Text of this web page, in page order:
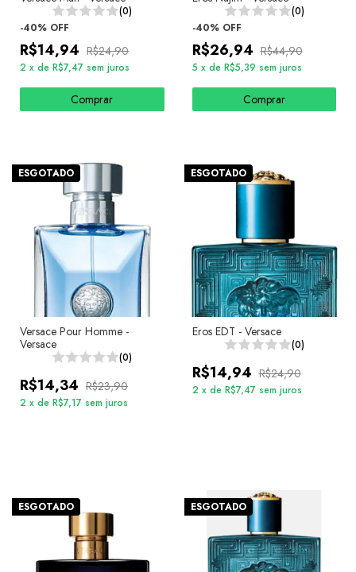
(0)
-40% OFF
R$14,94 R$24,90
2 x de R$7,47 sem juros
Comprar
(0)
-40% OFF
R$26,94 R$44,90
5 x de R$5,39 sem juros
Comprar
ESGOTADO
Versace Pour Homme -
Versace
(0)
R$14,34 R$23,90
2 x de R$7,17 sem juros
ESGOTADO
Eros EDT - Versace
(0)
R$14,94 R$24,90
2 x de R$7,47 sem juros
ESGOTADO ESGOTADO